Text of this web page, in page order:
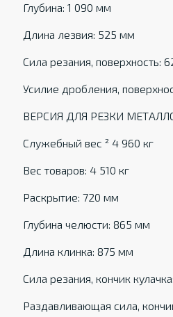
Глубина: 1 090 мм
Длина лезвия: 525 мм
Сила резания, поверхность:
Усилие дробления,
ВЕРСИЯ ДЛЯ РЕЗКИ
Служебный вес ² 4 960 кг
Вес товаров: 4 510 кг
Раскрытие: 720 мм
Глубина челюсти: 865 мм
Длина клинка: 875 мм
Сила резания, кончик
Раздавливающая сила,